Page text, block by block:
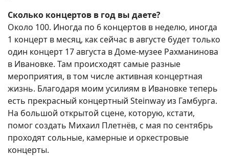
Сколько концертов в год вы даете?
Около 100. Иногда по 6 концертов в неделю, иногда
1 концерт в месяц, как сейчас в августе будет только
один концерт 17 августа в Доме-музее Рахманинова
в Ивановке. Там происходят самые разные
мероприятия, в том числе активная концертная
жизнь. Благодаря моим усилиям в Ивановке теперь
есть прекрасный концертный Steinway из Гамбурга.
На большой открытой сцене, которую, кстати,
помог создать Михаил Плетнёв, с мая по сентябрь
проходят сольные, камерные и оркестровые
концерты.